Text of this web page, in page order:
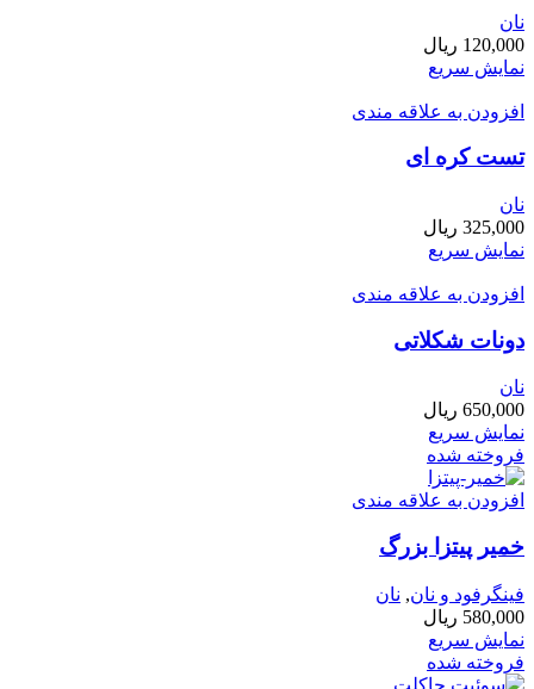
نان
120,000 ریال
نمایش سریع
افزودن به علاقه مندی
تست کره ای
نان
325,000 ریال
نمایش سریع
افزودن به علاقه مندی
دونات شکلاتی
نان
650,000 ریال
نمایش سریع
فروخته شده
افزودن به علاقه مندی
خمیر پیتزا بزرگ
فینگرفود و نان‌, نان
580,000 ریال
نمایش سریع
فروخته شده